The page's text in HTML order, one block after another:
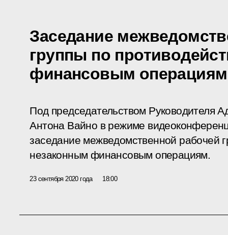
Заседание
группы по
финансовым операциям
Под председательством Руководителя
Антона Вайно в режиме
заседание межведомственной рабочей
незаконным финансовым операциям.
23 сентября 2020 года 18:00